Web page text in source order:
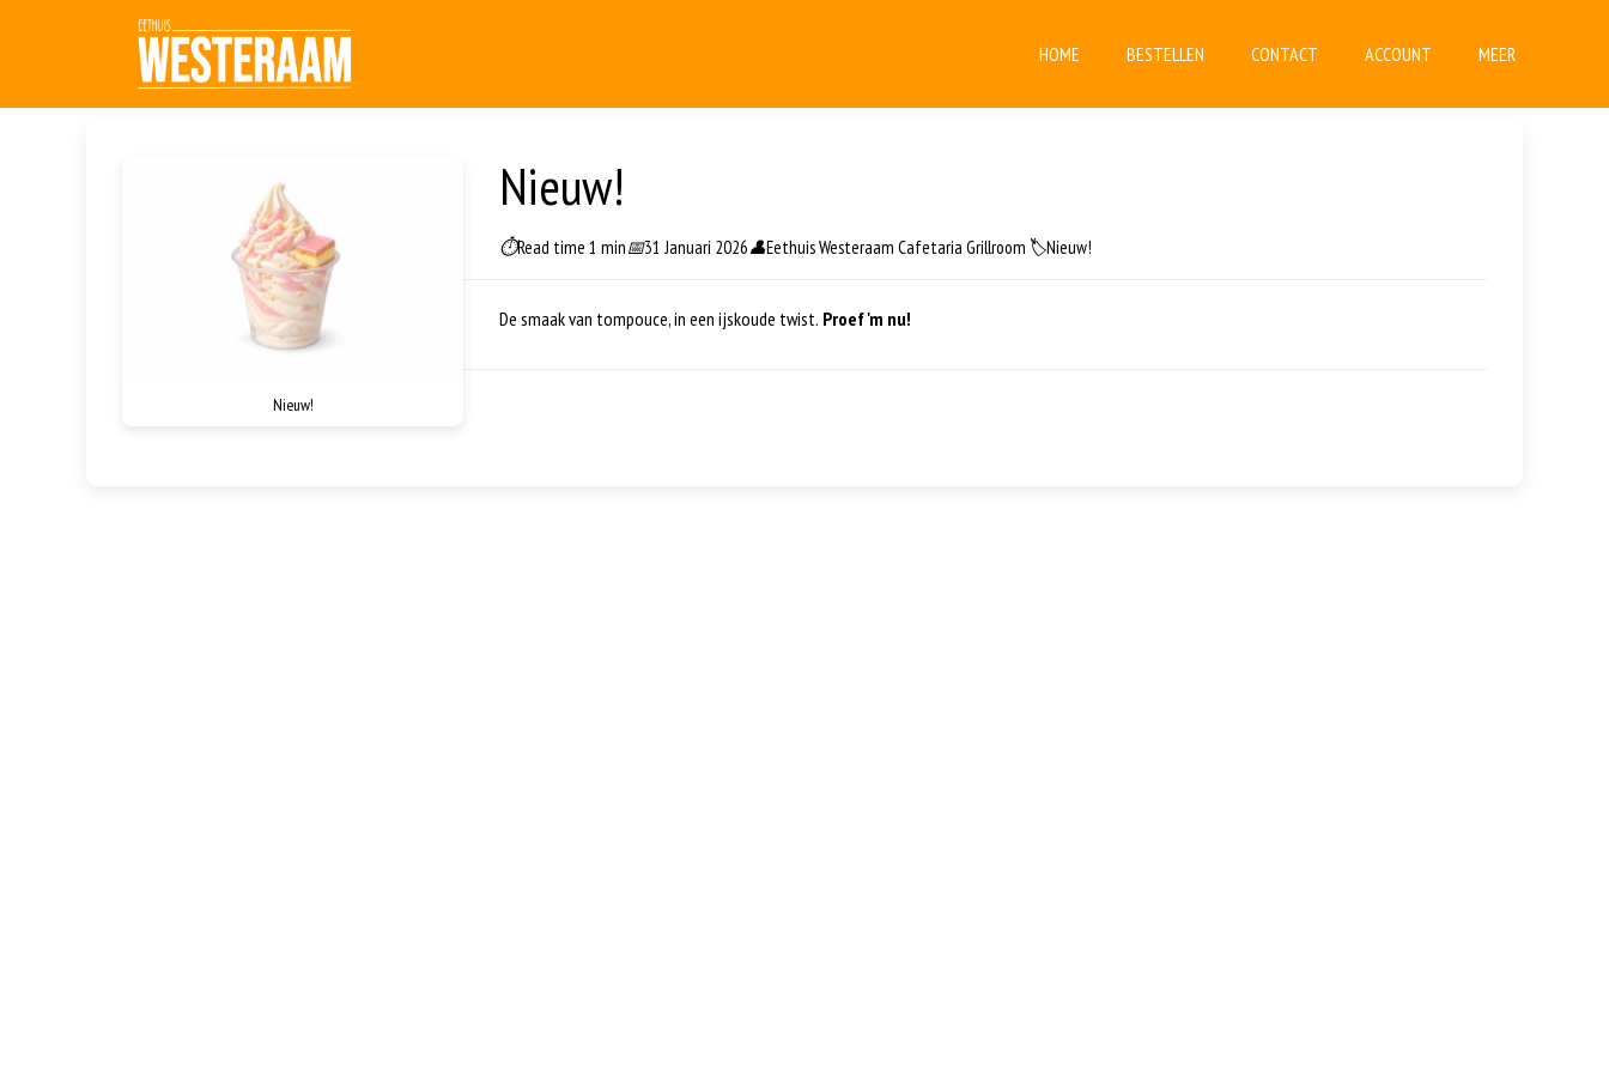
HOME BESTELLEN CONTACT ACCOUNT MEER
Nieuw!
Nieuw!
⏱Read time 1 min📅31 Januari 2026👤Eethuis Westeraam Cafetaria Grillroom 🏷️Nieuw!
De smaak van tompouce, in een ijskoude twist. Proef 'm nu!